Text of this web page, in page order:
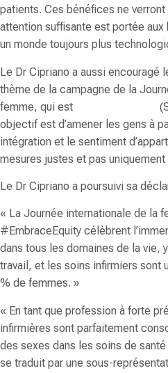
patients. Ces bénéfices ne
attention suffisante est portée
un monde toujours plus
Le Dr Cipriano a aussi encouragé
thème de la campagne de la
femme, qui est
objectif est d’amener les gens à
intégration et le sentiment
mesures justes et pas
Le Dr Cipriano a poursuivi sa
« La Journée internationale de la
#EmbraceEquity célèbrent
dans tous les domaines de la vie,
travail, et les soins infirmiers sont
% de femmes. »
« En tant que profession à forte
infirmières sont parfaitement
des sexes dans les soins de
se traduit par une sous-